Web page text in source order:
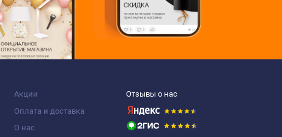
Акции
Оплата и доставка
О нас
Отзывы о нас